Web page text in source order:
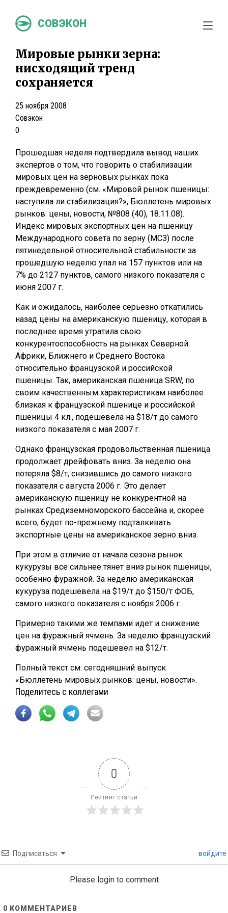
СОВЭКОН
Мировые рынки зерна:
нисходящий тренд
сохраняется
25 ноября 2008
Совэкон
0
Прошедшая неделя подтвердила вывод наших
экспертов о том, что говорить о стабилизации
мировых цен на зерновых рынках пока
преждевременно (см. «Мировой рынок пшеницы:
наступила ли стабилизация?», Бюллетень мировых
рынков: цены, новости, №808 (40), 18.11.08).
Индекс мировых экспортных цен на пшеницу
Международного совета по зерну (МСЗ) после
пятинедельной относительной стабильности за
прошедшую неделю упал на 157 пунктов или на
7% до 2127 пунктов, самого низкого показателя с
июня 2007 г.
Как и ожидалось, наиболее серьезно откатились
назад цены на американскую пшеницу, которая в
последнее время утратила свою
конкурентоспособность на рынках Северной
Африки, Ближнего и Среднего Востока
относительно французской и российской
пшеницы. Так, американская пшеница SRW, по
своим качественным характеристикам наиболее
близкая к французской пшенице и российской
пшеницы 4 кл., подешевела на $18/т до самого
низкого показателя с мая 2007 г.
Однако французская продовольственная пшеница
продолжает дрейфовать вниз. За неделю она
потеряла $8/т, снизившись до самого низкого
показателя с августа 2006 г. Это делает
американскую пшеницу не конкурентной на
рынках Средиземноморского бассейна и, скорее
всего, будет по-прежнему подталкивать
экспортные цены на американское зерно вниз.
При этом в отличие от начала сезона рынок
кукурузы все сильнее тянет вниз рынок пшеницы,
особенно фуражной. За неделю американская
кукуруза подешевела на $19/т до $150/т ФОБ,
самого низкого показателя с ноября 2006 г.
Примерно такими же темпами идет и снижение
цен на фуражный ячмень. За неделю французский
фуражный ячмень подешевел на $12/т.
Полный текст см. сегодняшний выпуск
«Бюллетень мировых рынков: цены, новости».
Поделитесь с коллегами
0
Рейтинг статьи
Подписаться войдите
Please login to comment
0 КОММЕНТАРИЕВ